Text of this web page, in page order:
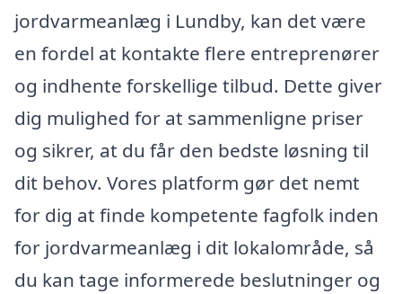
jordvarmeanlæg i Lundby, kan det være
en fordel at kontakte flere entreprenører
og indhente forskellige tilbud. Dette giver
dig mulighed for at sammenligne priser
og sikrer, at du får den bedste løsning til
dit behov. Vores platform gør det nemt
for dig at finde kompetente fagfolk inden
for jordvarmeanlæg i dit lokalområde, så
du kan tage informerede beslutninger og